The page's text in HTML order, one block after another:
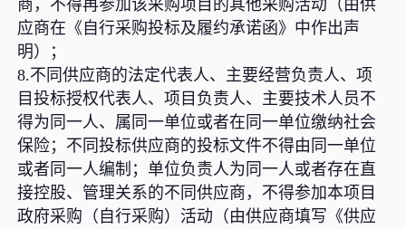
商，不得再参加该采购项目的其他采购活动（由供
应商在《自行采购投标及履约承诺函》中作出声
明）；
8.不同供应商的法定代表人、主要经营负责人、项
目投标授权代表人、项目负责人、主要技术人员不
得为同一人、属同一单位或者在同一单位缴纳社会
保险；不同投标供应商的投标文件不得由同一单位
或者同一人编制；单位负责人为同一人或者存在直
接控股、管理关系的不同供应商，不得参加本项目
政府采购（自行采购）活动（由供应商填写《供应